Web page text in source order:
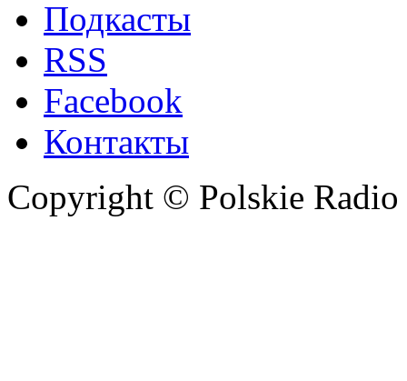
Подкасты
RSS
Facebook
Контакты
Copyright © Polskie